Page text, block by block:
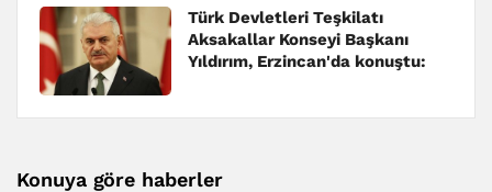
Türk Devletleri Teşkilatı
Aksakallar Konseyi Başkanı
Yıldırım, Erzincan'da konuştu:
Konuya göre haberler